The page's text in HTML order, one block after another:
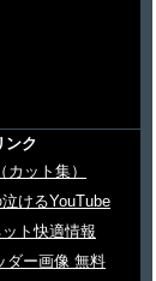
ンク
ット集）
けるYouTube
ト快適情報
ダー画像 無料